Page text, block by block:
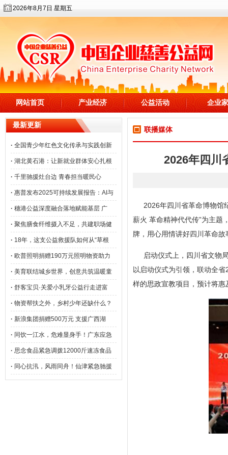
2026年8月7日 星期五
网站首页 产业经济 公益活动 企业家
最新更新
· 全国青少年红色文化传承与实践创新
· 湖北黄石港：让新就业群体安心扎根
· 千里驰援灶台边 青春担当暖民心
· 惠普发布2025可持续发展报告：AI与
· 穗港公益深度融合落地赋能基层 广
· 聚焦膳食纤维摄入不足，共建职场健
· 18年，这支公益救援队如何从“草根
· 欧普照明捐赠190万元照明物资助力
· 美育联结城乡世界，创意共筑温暖童
· 舒客宝贝·关爱小乳牙公益行走进富
· 物资帮扶之外，乡村少年还缺什么？
· 新浪集团捐赠500万元 支援广西湖
· 同饮一江水，危难显身手！广东应急
· 思念食品紧急调拨12000斤速冻食品
· 同心抗汛，风雨同舟！仙津紧急驰援
联播媒体
2026年四川
2026年四川省革命博物馆
薪火 革命精神代代传”为主题
牌，用心用情讲好四川革命
启动仪式上，四川省文物
以启动仪式为引领，联动全
样的思政宣教项目，预计将